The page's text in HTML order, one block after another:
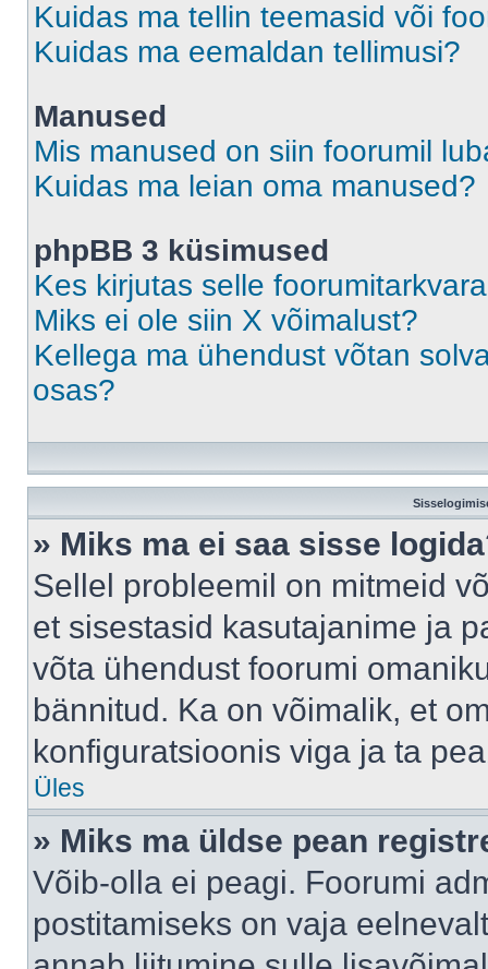
Kuidas ma tellin teemasid või
Kuidas ma eemaldan tellimusi?
Manused
Mis manused on siin foorumil
Kuidas ma leian oma manused?
phpBB 3 küsimused
Kes kirjutas selle
Miks ei ole siin X võimalust?
Kellega ma ühendust võtan
osas?
» Miks ma ei saa sisse
Sellel probleemil on mitmeid
et sisestasid kasutajanime ja
võta ühendust foorumi
bännitud. Ka on võimalik, et
konfiguratsioonis viga ja ta
Üles
» Miks ma üldse pean
Võib-olla ei peagi. Foorumi
postitamiseks on vaja